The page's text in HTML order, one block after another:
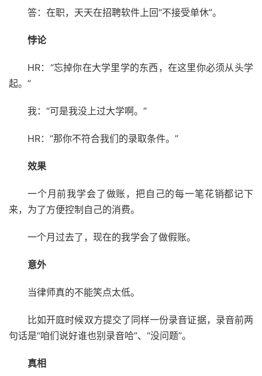
答：在职，天天在招聘软件上回“不接受单休”。
悖论
HR：“忘掉你在大学里学的东西，在这里你必须从头学
起。”
我：“可是我没上过大学啊。”
HR：“那你不符合我们的录取条件。”
效果
一个月前我学会了做账，把自己的每一笔花销都记下
来，为了方便控制自己的消费。
一个月过去了，现在的我学会了做假账。
意外
当律师真的不能笑点太低。
比如开庭时候双方提交了同样一份录音证据，录音前两
句话是“咱们说好谁也别录音哈”、“没问题”。
真相